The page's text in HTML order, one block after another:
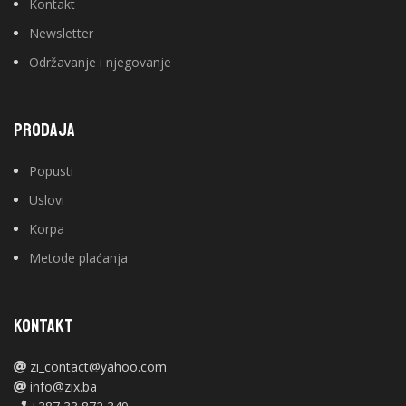
Kontakt
Newsletter
Održavanje i njegovanje
PRODAJA
Popusti
Uslovi
Korpa
Metode plaćanja
KONTAKT
zi_contact@yahoo.com
info@zix.ba